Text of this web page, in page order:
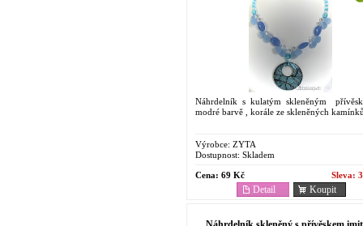
Náhrdelník s kulatým skleněným
modré barvě , korále ze skleněných
Výrobce: ZYTA
Dostupnost: Skladem
Cena: 69 Kč Sleva:
Koupit
Detail